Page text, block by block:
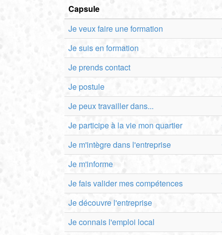
Capsule
Je veux faire une formation
Je suis en formation
Je prends contact
Je postule
Je peux travailler dans...
Je participe à la vie mon quartier
Je m'intègre dans l'entreprise
Je m'informe
Je fais valider mes compétences
Je découvre l'entreprise
Je connais l'emploi local